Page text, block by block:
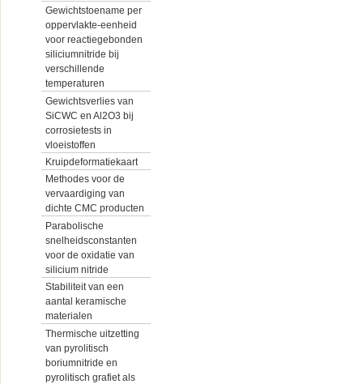
Gewichtstoename per
oppervlakte-eenheid
voor reactiegebonden
siliciumnitride bij
verschillende
temperaturen
Gewichtsverlies van
SiCWC en Al2O3 bij
corrosietests in
vloeistoffen
Kruipdeformatiekaart
Methodes voor de
vervaardiging van
dichte CMC producten
Parabolische
snelheidsconstanten
voor de oxidatie van
silicium nitride
Stabiliteit van een
aantal keramische
materialen
Thermische uitzetting
van pyrolitisch
boriumnitride en
pyrolitisch grafiet als